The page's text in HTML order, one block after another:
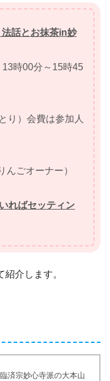
話とお抹茶in妙
時00分～15時45
り）会費は参加人
ごオーナー）
ればセッティン
介します。
済宗妙心寺派の大本山